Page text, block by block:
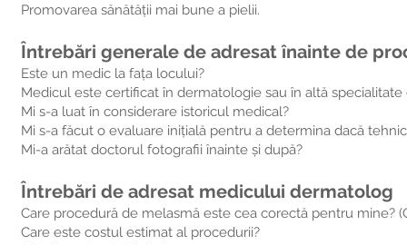
Promovarea sănătății mai bune a pielii.
Întrebări generale de adresat înainte de
Este un medic la fața locului?
Medicul este certificat în dermatologie sau în altă
Mi s-a luat în considerare istoricul medical?
Mi s-a făcut o evaluare inițială pentru a determina dacă
Mi-a arătat doctorul fotografii înainte și după?
Întrebări de adresat medicului dermatolog
Care procedură de melasmă este cea corectă pentru mine?
Care este costul estimat al procedurii?